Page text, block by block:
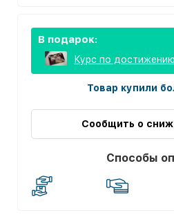
В подарок:
Курс по
Товар купили
Сообщить о
Способы